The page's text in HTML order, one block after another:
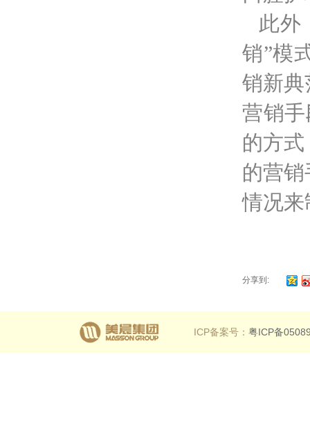
此外
销”模
销新典
营销
的方
的营
情况来
分享到:
ICP备案号： 粤ICP备